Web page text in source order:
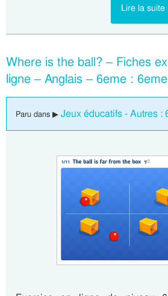
Lire la suite
Where is the ball? – Fiches
ligne – Anglais – 6eme :
Paru dans ▶ Jeux éducatifs - Autres :